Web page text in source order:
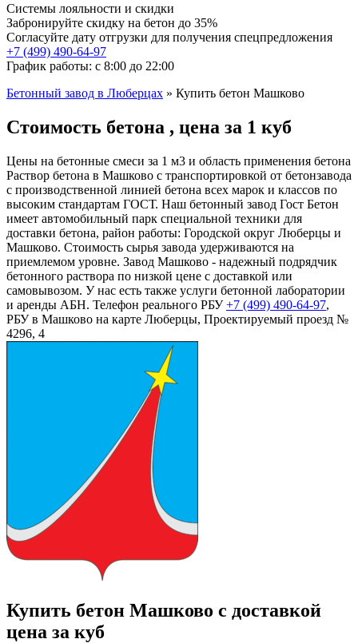
Системы лояльности и скидки
Забронируйте скидку на бетон до 35%
Согласуйте дату отгрузки для получения спецпредложения
+7 (499) 490-64-97
График работы: с 8:00 до 22:00
Бетонный завод в Люберцах » Купить бетон Машково
Стоимость бетона , цена за 1 куб
Цены на бетонные смеси за 1 м3 и область применения бетона
Раствор бетона в Машково с транспортировкой от бетонзавода
с производственной линией бетона всех марок и классов по
высоким стандартам ГОСТ. Наш бетонный завод Гост Бетон
имеет автомобильный парк специальной техники для
доставки бетона, район работы: Городской округ Люберцы и
Машково. Стоимость сырья завода удерживаются на
приемлемом уровне. Завод Машково - надежный подрядчик
бетонного раствора по низкой цене с доставкой или
самовывозом. У нас есть также услуги бетонной лаборатории
и аренды АБН. Телефон реального РБУ+7 (499) 490-64-97,
РБУ в Машково на карте Люберцы, Проектируемый проезд №
4296, 4
Купить бетон Машково с доставкой
цена за куб